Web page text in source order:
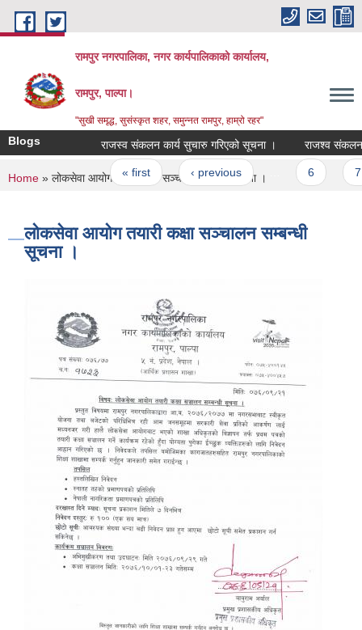
Skip to main content
रामपुर नगरपालिका, नगर कार्यपालिकाको कार्यालय,
रामपुर, पाल्पा।
"सुखी समृद्ध, सुसंस्कृत शहर, समुन्नत रामपुर, हाम्रो रहर"
Blogs राजस्व संकलन कार्य सुचारु गरिएको सूचना । राजश्व संकलन
Pages
« first ‹ previous …
You are here
Home » लोकसेवा आयोग तयारी कक्षा सञ्चालन सम्बन्धी सूचना ।
लोकसेवा आयोग तयारी कक्षा सञ्चालन सम्बन्धी
सूचना ।